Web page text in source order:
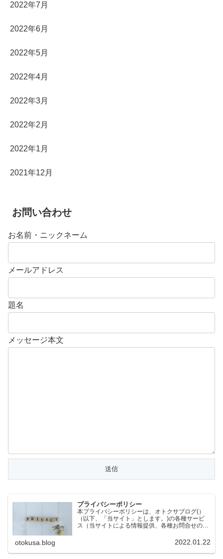
2022年7月
2022年6月
2022年5月
2022年4月
2022年3月
2022年2月
2022年1月
2021年12月
お問い合わせ
お名前・ニックネーム
メールアドレス
題名
メッセージ本文
プライバシーポリシー
本プライバシーポリシーは、オトクサブログ(）
（以下、「当サイト」とします。)の各種サービ
ス（当サイトによる情報提供、各種お問合せの受
問者」とします。）の個人情報もしくはそれに準
otokusa.blog 2022.01.22